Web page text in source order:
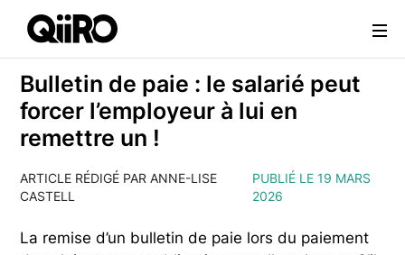
Webflow Homepage
Bulletin de paie : le salarié peut
forcer l’employeur à lui en
remettre un !
ARTICLE RÉDIGÉ PAR ANNE-LISE
CASTELL
PUBLIÉ LE 19 MARS
2026
La remise d’un bulletin de paie lors du paiement